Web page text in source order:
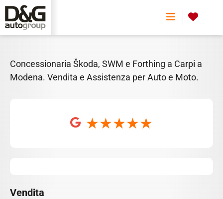
SERVICE
Concessionaria Škoda, SWM e Forthing a Carpi a
Modena. Vendita e Assistenza per Auto e Moto.
Vendita